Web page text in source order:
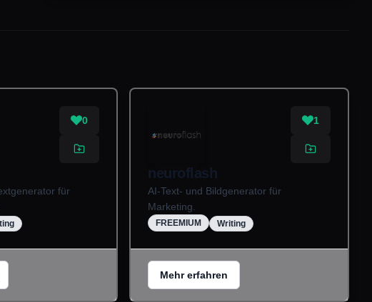
0
für
1
neuroflash
AI-Text- und Bildgenerator für
Marketing.
FREEMIUM Writing
Mehr erfahren